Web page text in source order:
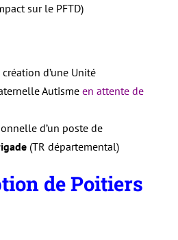
sur le PFTD)
création d’une Unité
Autisme en attente de
d’un poste de
(TR départemental)
de Poitiers